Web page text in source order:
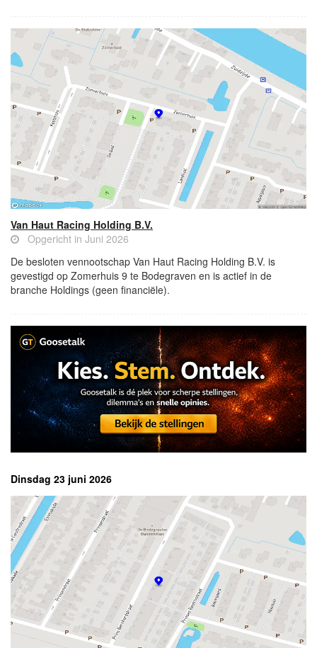
Van Haut Racing Holding B.V.
Opgericht in Juni 2026
De besloten vennootschap Van Haut Racing Holding B.V. is
gevestigd op Zomerhuis 9 te Bodegraven en is actief in de
branche Holdings (geen financiële).
Dinsdag 23 juni 2026